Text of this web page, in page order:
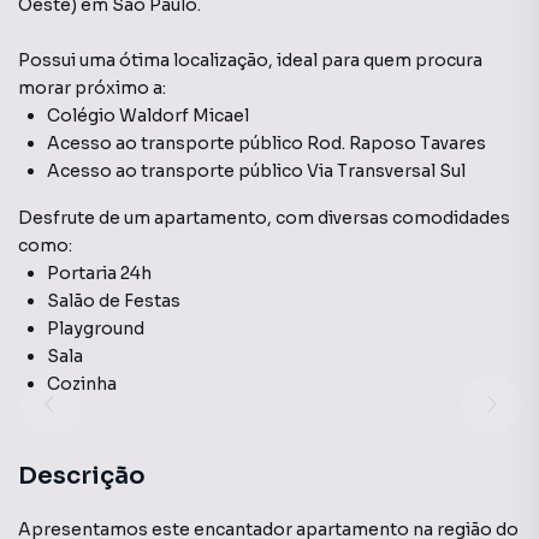
Oeste) em São Paulo.
Possui uma ótima localização, ideal para quem procura
morar próximo a:
Colégio Waldorf Micael
Acesso ao transporte público Rod. Raposo Tavares
Acesso ao transporte público Via Transversal Sul
Desfrute de um apartamento, com diversas comodidades
como:
Portaria 24h
Salão de Festas
Playground
Sala
Cozinha
Descrição
Apresentamos este encantador apartamento na região do